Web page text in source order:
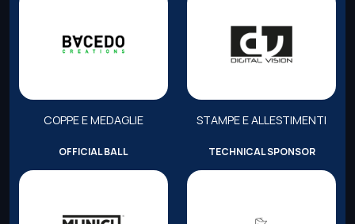
COPPE E MEDAGLIE STAMPE E ALLESTIMENTI
OFFICIAL BALL TECHNICAL SPONSOR